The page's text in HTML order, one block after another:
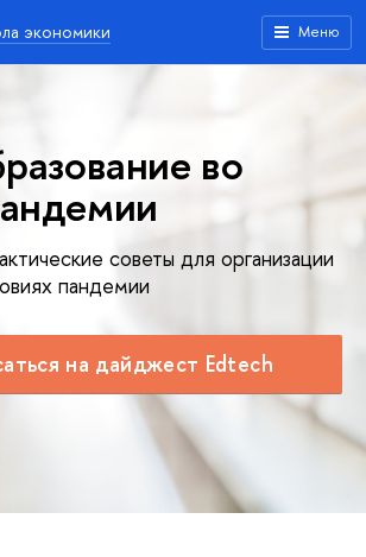
экономики Меню
во
советы для организации
пандемии
на дайджест Edtech